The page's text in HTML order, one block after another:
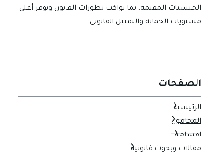
الجنسيات المقيمة، بما يواكب تطورات القانون ويوفر أعلى
مستويات الحماية والتمثيل القانوني.
الصفحات
الرئيسية
المحامون
اقسامنا
مقالات وبحوث قانونية